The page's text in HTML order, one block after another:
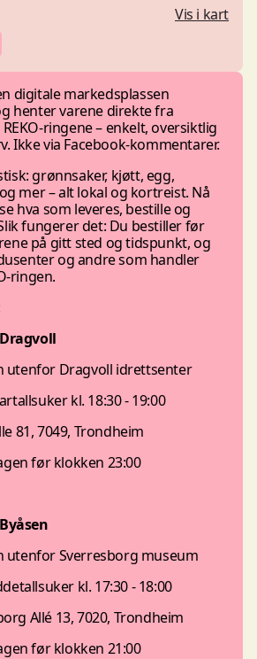
Vis i kart
digitale markedsplassen
henter varene direkte fra
ringene – enkelt, oversiktlig
Ikke via Facebook-kommentarer.
grønnsaker, kjøtt, egg,
mer – alt lokal og kortreist. Nå
hva som leveres, bestille og
fungerer det: Du bestiller før
på gitt sted og tidspunkt, og
og andre som handler
ringen.
utenfor Dragvoll idrettsenter
kl. 18:30 - 19:00
81, 7049, Trondheim
før klokken 23:00
utenfor Sverresborg museum
kl. 17:30 - 18:00
Allé 13, 7020, Trondheim
før klokken 21:00